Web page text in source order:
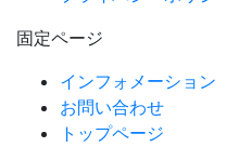
固定ページ
インフォメーション
お問い合わせ
トップページ